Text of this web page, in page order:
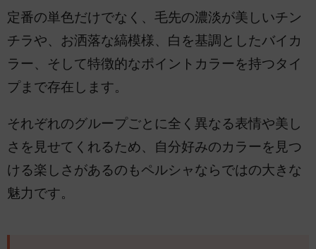
定番の単色だけでなく、毛先の濃淡が美しいチン
チラや、お洒落な縞模様、白を基調としたバイカ
ラー、そして特徴的なポイントカラーを持つタイ
プまで存在します。
それぞれのグループごとに全く異なる表情や美し
さを見せてくれるため、自分好みのカラーを見つ
ける楽しさがあるのもペルシャならではの大きな
魅力です。